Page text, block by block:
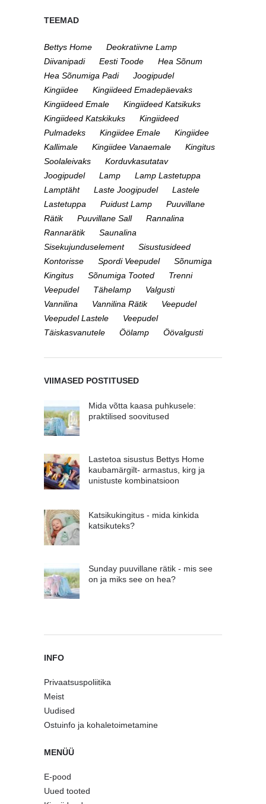
TEEMAD
Bettys Home
Deokratiivne Lamp
Diivanipadi
Eesti Toode
Hea Sõnum
Hea Sõnumiga Padi
Joogipudel
Kingiidee
Kingiideed Emadepäevaks
Kingiideed Emale
Kingiideed Katsikuks
Kingiideed Katskikuks
Kingiideed
Pulmadeks
Kingiidee Emale
Kingiidee
Kallimale
Kingiidee Vanaemale
Kingitus
Soolaleivaks
Korduvkasutatav
Joogipudel
Lamp
Lamp Lastetuppa
Lamptäht
Laste Joogipudel
Lastele
Lastetuppa
Puidust Lamp
Puuvillane
Rätik
Puuvillane Sall
Rannalina
Rannarätik
Saunalina
Sisekujunduselement
Sisustusideed
Kontorisse
Spordi Veepudel
Sõnumiga
Kingitus
Sõnumiga Tooted
Trenni
Veepudel
Tähelamp
Valgusti
Vannilina
Vannilina Rätik
Veepudel
Veepudel Lastele
Veepudel
Täiskasvanutele
Öölamp Öövalgusti
VIIMASED POSTITUSED
Mida võtta kaasa puhkusele:
praktilised soovitused
Lastetoa sisustus Bettys Home
kaubamärgilt- armastus, kirg ja
unistuste kombinatsioon
Katsikukingitus - mida kinkida
katsikuteks?
Sunday puuvillane rätik - mis see
on ja miks see on hea?
INFO
Privaatsuspoliitika
Meist
Uudised
Ostuinfo ja kohaletoimetamine
MENÜÜ
E-pood
Uued tooted